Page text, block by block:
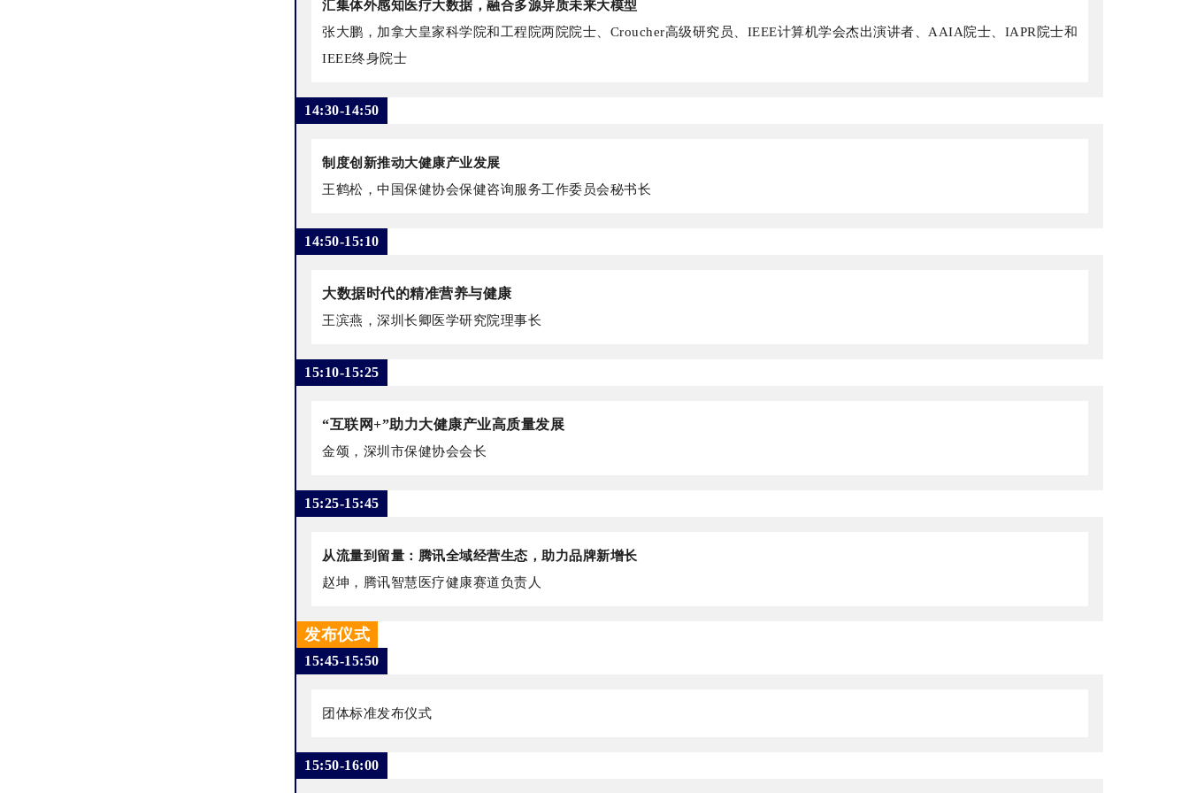
汇集体外感知医疗大数据，融合多源异质未来大模型
张大鹏，加拿大皇家科学院和工程院两院院士、Croucher高级研究员、IEEE计算机学会杰出演讲者、AAIA院士、IAPR院士和
IEEE终身院士
14:30-14:50
制度创新推动大健康产业发展
王鹤松，中国保健协会保健咨询服务工作委员会秘书长
14:50-15:10
大数据时代的精准营养与健康
王滨燕，深圳长卿医学研究院理事长
15:10-15:25
“互联网+”助力大健康产业高质量发展
金颂，深圳市保健协会会长
15:25-15:45
从流量到留量：腾讯全域经营生态，助力品牌新增长
赵坤，腾讯智慧医疗健康赛道负责人
发布仪式
15:45-15:50
团体标准发布仪式
15:50-16:00